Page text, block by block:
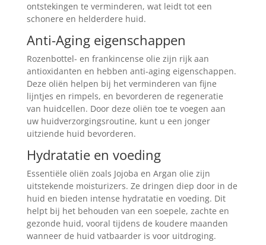
ontstekingen te verminderen, wat leidt tot een
schonere en helderdere huid.
Anti-Aging eigenschappen
Rozenbottel- en frankincense olie zijn rijk aan
antioxidanten en hebben anti-aging eigenschappen.
Deze oliën helpen bij het verminderen van fijne
lijntjes en rimpels, en bevorderen de regeneratie
van huidcellen. Door deze oliën toe te voegen aan
uw huidverzorgingsroutine, kunt u een jonger
uitziende huid bevorderen.
Hydratatie en voeding
Essentiële oliën zoals Jojoba en Argan olie zijn
uitstekende moisturizers. Ze dringen diep door in de
huid en bieden intense hydratatie en voeding. Dit
helpt bij het behouden van een soepele, zachte en
gezonde huid, vooral tijdens de koudere maanden
wanneer de huid vatbaarder is voor uitdroging.